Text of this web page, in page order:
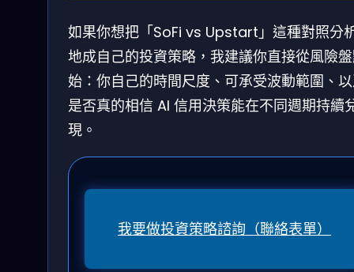
如果你想把「SoFi vs Upstart」這種對照分
地成自己的投資策略，我建議你直接從風險
始：你自己的時間尺度、可承受波動範圍、
是否真的相信 AI 信用決策能在不同週期持續
現。
我要做投資策略諮詢（聯絡表單）